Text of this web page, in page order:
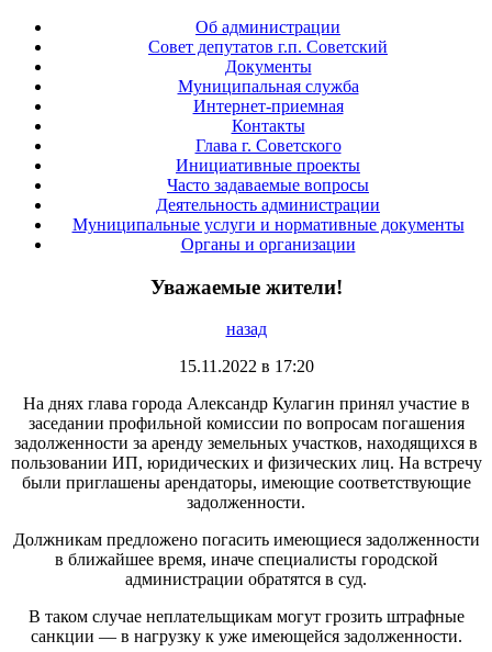
Об администрации
Совет депутатов г.п. Советский
Документы
Муниципальная служба
Интернет-приемная
Контакты
Глава г. Советского
Инициативные проекты
Часто задаваемые вопросы
Деятельность администрации
Муниципальные услуги и нормативные документы
Органы и организации
Уважаемые жители!
назад
15.11.2022 в 17:20
На днях глава города Александр Кулагин принял участие в
заседании профильной комиссии по вопросам погашения
задолженности за аренду земельных участков, находящихся в
пользовании ИП, юридических и физических лиц. На встречу
были приглашены арендаторы, имеющие соответствующие
задолженности.
Должникам предложено погасить имеющиеся задолженности
в ближайшее время, иначе специалисты городской
администрации обратятся в суд.
В таком случае неплательщикам могут грозить штрафные
санкции — в нагрузку к уже имеющейся задолженности.